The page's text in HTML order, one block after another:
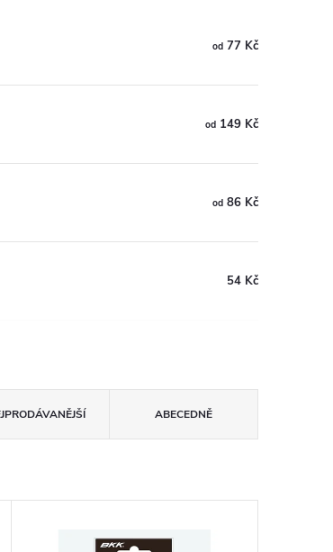
od 77 Kč
od 149 Kč
od 86 Kč
54 Kč
ABECEDNĚ